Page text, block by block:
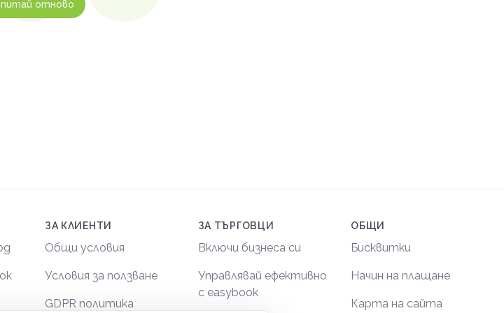
отново
ЗА КЛИЕНТИ
Общи условия
Условия за ползване
GDPR политика
ЗА ТЪРГОВЦИ
Включи бизнеса си
Управлявай ефективно
с easybook
ОБЩИ
Бисквитки
Начин на плащане
Карта на сайта